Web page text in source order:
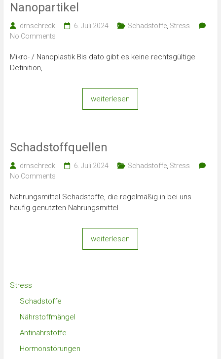
Nanopartikel
drnschreck 6. Juli 2024 Schadstoffe, Stress
No Comments
Mikro- / Nanoplastik Bis dato gibt es keine rechtsgültige
Definition,
weiterlesen
Schadstoffquellen
drnschreck 6. Juli 2024 Schadstoffe, Stress
No Comments
Nahrungsmittel Schadstoffe, die regelmäßig in bei uns
häufig genutzten Nahrungsmittel
weiterlesen
Stress
Schadstoffe
Nährstoffmängel
Antinährstoffe
Hormonstörungen